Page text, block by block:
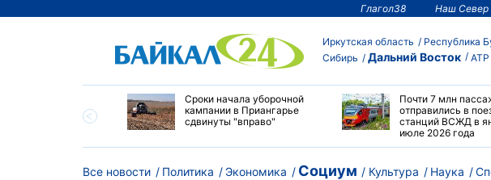
Глагол38 Наш Север
Иркутская область Республика
Сибирь
Дальний Восток АТР
колледжах
Сроки начала уборочной
кампании в Приангарье
сдвинуты "вправо"
Почти 7 млн
отправились в
станций ВСЖД в
июле 2026 года
Все новости Политика Экономика Социум Культура Наука